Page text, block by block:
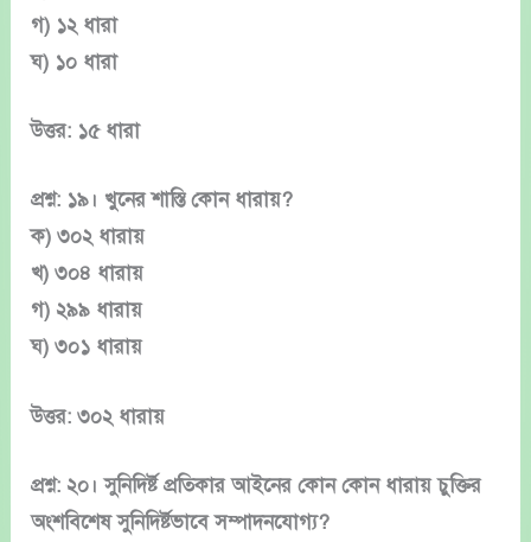
গ) ১২ ধারা
ঘ) ১০ ধারা
উত্তর: ১৫ ধারা
প্রশ্ন: ১৯। খুনের শাস্তি কোন ধারায়?
ক) ৩০২ ধারায়
খ) ৩০৪ ধারায়
গ) ২৯৯ ধারায়
ঘ) ৩০১ ধারায়
উত্তর: ৩০২ ধারায়
প্রশ্ন: ২০। সুনিদির্ষ্ট প্রতিকার আইনের কোন কোন ধারায় চুক্তির
অংশবিশেষ সুনিদির্ষ্টভাবে সম্পাদনযোগ্য?